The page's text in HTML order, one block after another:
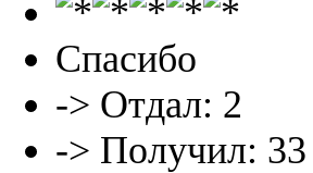
Спасибо
-> Отдал: 2
-> Получил: 33